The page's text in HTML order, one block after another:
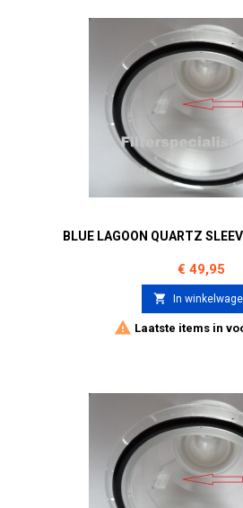
BLUE LAGOON QUARTZ
Prijs
€ 49,95
 In
 Laatste items in